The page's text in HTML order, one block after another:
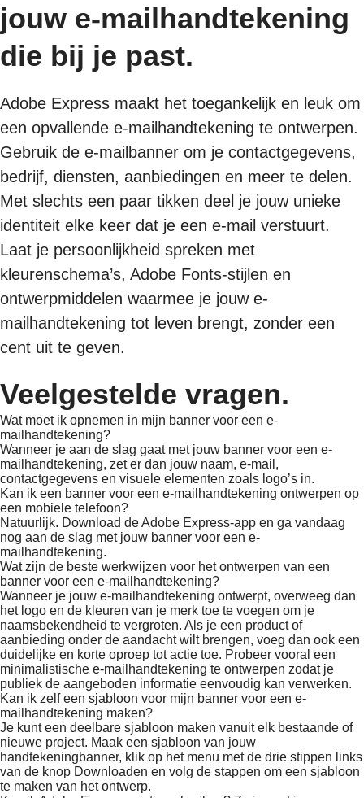
jouw e-mailhandtekening
die bij je past.
Adobe Express maakt het toegankelijk en leuk om
een opvallende e-mailhandtekening te ontwerpen.
Gebruik de e-mailbanner om je contactgegevens,
bedrijf, diensten, aanbiedingen en meer te delen.
Met slechts een paar tikken deel je jouw unieke
identiteit elke keer dat je een e-mail verstuurt.
Laat je persoonlijkheid spreken met
kleurenschema’s, Adobe Fonts-stijlen en
ontwerpmiddelen waarmee je jouw e-
mailhandtekening tot leven brengt, zonder een
cent uit te geven.
Veelgestelde vragen.
Wat moet ik opnemen in mijn banner voor een e-
mailhandtekening?
Wanneer je aan de slag gaat met jouw banner voor een e-
mailhandtekening, zet er dan jouw naam, e-mail,
contactgegevens en visuele elementen zoals logo’s in.
Kan ik een banner voor een e-mailhandtekening ontwerpen op
een mobiele telefoon?
Natuurlijk. Download de Adobe Express-app en ga vandaag
nog aan de slag met jouw banner voor een e-
mailhandtekening.
Wat zijn de beste werkwijzen voor het ontwerpen van een
banner voor een e-mailhandtekening?
Wanneer je jouw e-mailhandtekening ontwerpt, overweeg dan
het logo en de kleuren van je merk toe te voegen om je
naamsbekendheid te vergroten. Als je een product of
aanbieding onder de aandacht wilt brengen, voeg dan ook een
duidelijke en korte oproep tot actie toe. Probeer vooral een
minimalistische e-mailhandtekening te ontwerpen zodat je
publiek de aangeboden informatie eenvoudig kan verwerken.
Kan ik zelf een sjabloon voor mijn banner voor een e-
mailhandtekening maken?
Je kunt een deelbare sjabloon maken vanuit elk bestaande of
nieuwe project. Maak een sjabloon van jouw
handtekeningbanner, klik op het menu met de drie stippen links
van de knop Downloaden en volg de stappen om een sjabloon
te maken van het ontwerp.